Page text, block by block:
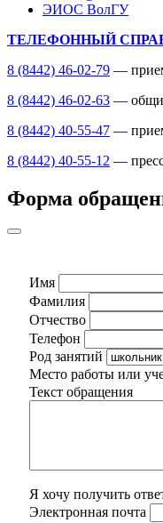
ЭИОС ВолГУ
ТЕЛЕФОННЫЙ
8 (8442) 46-02-79 —
8 (8442) 46-02-63 —
8 (8442) 40-55-47 —
8 (8442) 40-55-12 —
Форма
Имя
Фамилия
Отчество
Телефон
Род занятий
Место работы или
Текст обращения
Я хочу получить
Электронная почта